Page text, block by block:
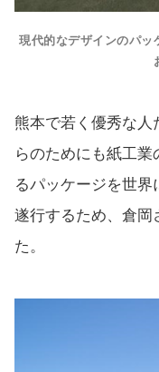
現代的なデザインのパッ
熊本で若く優秀な人
らのためにも紙工業
るパッケージを世
遂行するため、倉岡
た。